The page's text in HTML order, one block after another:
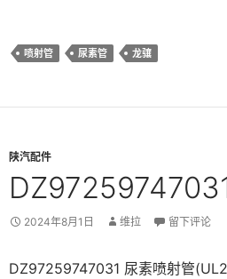
喷射管 尿素管 龙骧
陕汽配件
2024年8月1日 维拉 留下评论
DZ97259747031 尿素喷射管